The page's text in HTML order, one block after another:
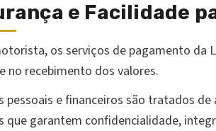
e Facilidade
os serviços de pagamento da
no recebimento dos valores.
pessoais e financeiros são tratados de
que garantem confidencialidade,